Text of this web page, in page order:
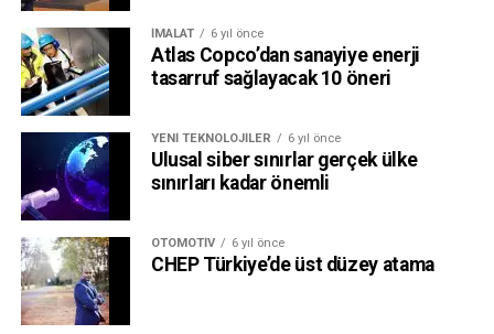
İMALAT 6 yıl önce
Atlas Copco’dan sanayiye enerji
tasarruf sağlayacak 10 öneri
YENI TEKNOLOJILER 6 yıl önce
Ulusal siber sınırlar gerçek ülke
sınırları kadar önemli
OTOMOTIV 6 yıl önce
CHEP Türkiye’de üst düzey atama